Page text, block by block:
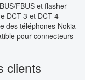
FBUS et flasher
DCT-3 et DCT-4
des téléphones Nokia
pour connecteurs
clients